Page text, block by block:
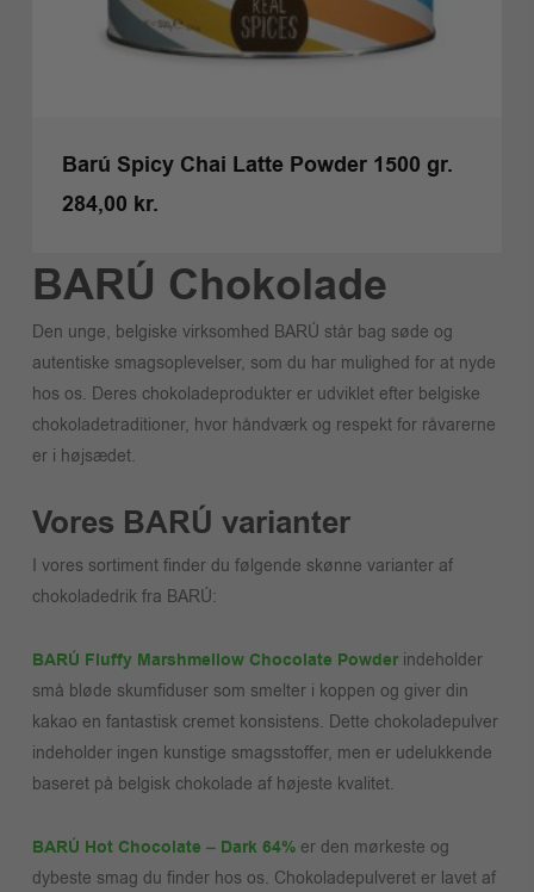
Barú Spicy Chai Latte Powder 1500 gr.
284,00 kr.
BARÚ Chokolade
Den unge, belgiske virksomhed BARÚ står bag søde og
autentiske smagsoplevelser, som du har mulighed for at nyde
hos os. Deres chokoladeprodukter er udviklet efter belgiske
chokoladetraditioner, hvor håndværk og respekt for råvarerne
er i højsædet.
Vores BARÚ varianter
I vores sortiment finder du følgende skønne varianter af
chokoladedrik fra BARÚ:
BARÚ Fluffy Marshmellow Chocolate Powder indeholder
små bløde skumfiduser som smelter i koppen og giver din
kakao en fantastisk cremet konsistens. Dette chokoladepulver
indeholder ingen kunstige smagsstoffer, men er udelukkende
baseret på belgisk chokolade af højeste kvalitet.
BARÚ Hot Chocolate – Dark 64% er den mørkeste og
dybeste smag du finder hos os. Chokoladepulveret er lavet af